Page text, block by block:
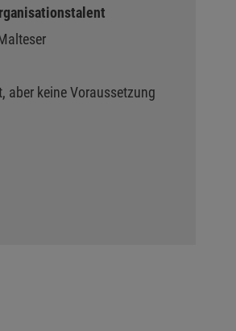
aber keine Voraussetzung